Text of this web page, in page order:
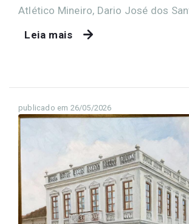
Atlético Mineiro, Dario José dos
Leia mais
publicado em 26/05/2026